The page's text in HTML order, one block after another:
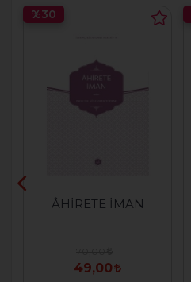
ÂHİRETE İMAN
49,00
%30